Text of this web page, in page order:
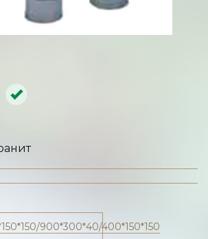
900*300*40/400*150*150